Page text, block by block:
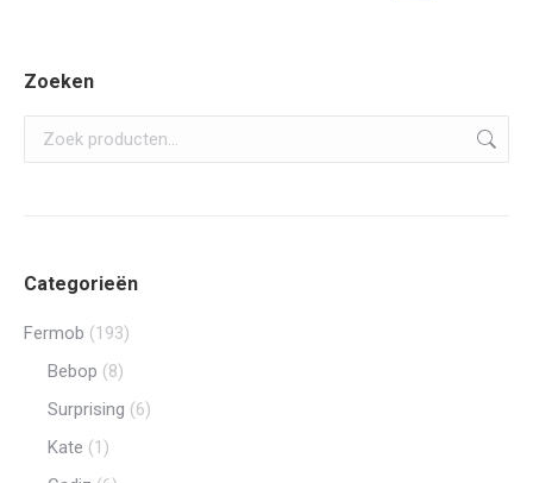
de
Zoeken
Categorieën
Fermob (193)
Bebop (8)
Surprising (6)
Kate (1)